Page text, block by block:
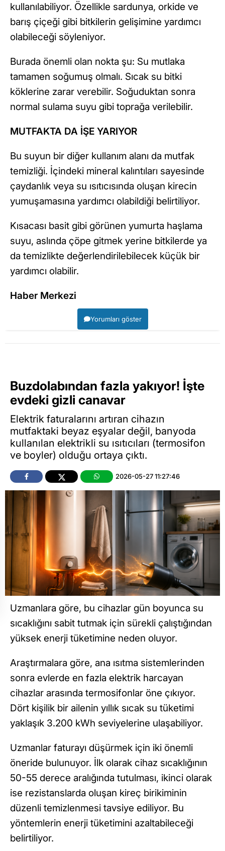
kullanılabiliyor. Özellikle sardunya, orkide ve
barış çiçeği gibi bitkilerin gelişimine yardımcı
olabileceği söyleniyor.
Burada önemli olan nokta şu: Su mutlaka
tamamen soğumuş olmalı. Sıcak su bitki
köklerine zarar verebilir. Soğuduktan sonra
normal sulama suyu gibi toprağa verilebilir.
MUTFAKTA DA İŞE YARIYOR
Bu suyun bir diğer kullanım alanı da mutfak
temizliği. İçindeki mineral kalıntıları sayesinde
çaydanlık veya su ısıtıcısında oluşan kirecin
yumuşamasına yardımcı olabildiği belirtiliyor.
Kısacası basit gibi görünen yumurta haşlama
suyu, aslında çöpe gitmek yerine bitkilerde ya
da temizlikte değerlendirilebilecek küçük bir
yardımcı olabilir.
Haber Merkezi
Yorumları göster
Buzdolabından fazla yakıyor! İşte
evdeki gizli canavar
Elektrik faturalarını artıran cihazın
mutfaktaki beyaz eşyalar değil, banyoda
kullanılan elektrikli su ısıtıcıları (termosifon
ve boyler) olduğu ortaya çıktı.
2026-05-27 11:27:46
Uzmanlara göre, bu cihazlar gün boyunca su
sıcaklığını sabit tutmak için sürekli çalıştığından
yüksek enerji tüketimine neden oluyor.
Araştırmalara göre, ana ısıtma sistemlerinden
sonra evlerde en fazla elektrik harcayan
cihazlar arasında termosifonlar öne çıkıyor.
Dört kişilik bir ailenin yıllık sıcak su tüketimi
yaklaşık 3.200 kWh seviyelerine ulaşabiliyor.
Uzmanlar faturayı düşürmek için iki önemli
öneride bulunuyor. İlk olarak cihaz sıcaklığının
50-55 derece aralığında tutulması, ikinci olarak
ise rezistanslarda oluşan kireç birikiminin
düzenli temizlenmesi tavsiye ediliyor. Bu
yöntemlerin enerji tüketimini azaltabileceği
belirtiliyor.